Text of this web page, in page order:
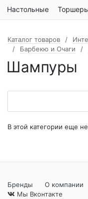
Настольные
Каталог товаров
Барбекю и Очаги
Шампуры
В этой категории еще
Бренды О компании
Мы Вконтакте